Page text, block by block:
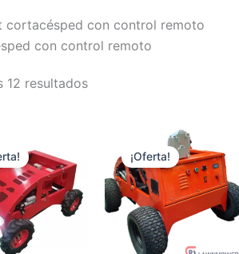
cortacésped con control remoto
con control remoto
12 resultados
de
precios:
desde
$1,150.00
hasta
$1,800.00
producto
tiene
múltiples
variantes.
¡Oferta!
Rango
de
precios:
desde
$1,300.00
hasta
$2,000.00
tiene